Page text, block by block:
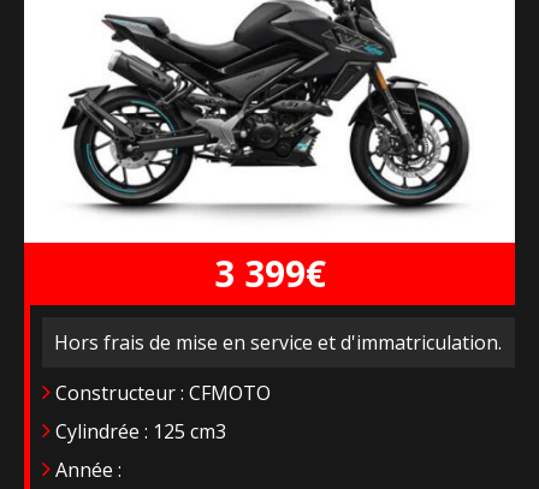
3 399€
Hors frais de mise en service et d'immatriculation.
Constructeur : CFMOTO
Cylindrée : 125 cm3
Année :